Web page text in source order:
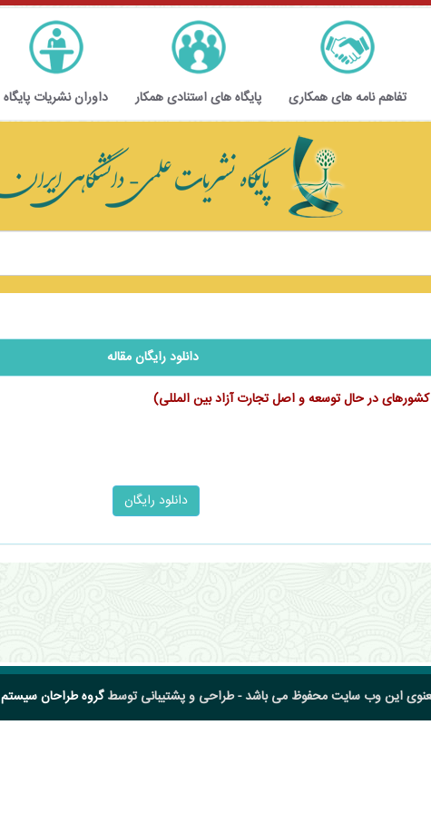
تفاهم نامه های همکاری پایگاه های استنادی همکار داوران نشریات پایگاه
دانلود رایگان مقاله
کشورهای در حال توسعه و اصل تجارت آزاد بین ‏المللی)
این وب سایت محفوظ می باشد - طراحی و پشتیبانی توسطگروه طراحان سیستم